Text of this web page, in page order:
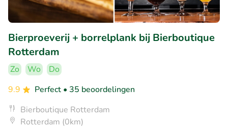
Bierproeverij + borrelplank bij Bierboutique
Rotterdam
Zo Wo
Do
9.9
Perfect • 35 beoordelingen
Bierboutique Rotterdam
Rotterdam (0km)